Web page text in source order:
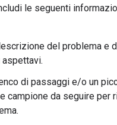
le seguenti
del problema e
aspettavi.
di passaggi e/o un
campione da seguire per